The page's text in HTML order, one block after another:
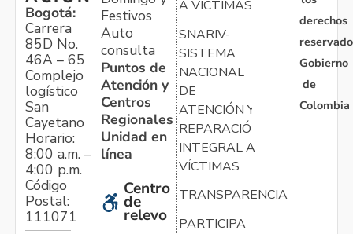
Bogotá:
Carrera
85D No.
46A – 65
Complejo
logístico
San
Cayetano
Horario:
8:00 a.m. –
4:00 p.m.
Código
Postal:
111071
Festivos
Auto
consulta
Puntos de
Atención y
Centros
Regionales
Unidad en
línea
Centro
de
relevo
A VÍCTIMAS
SNARIV-
SISTEMA
NACIONAL
DE
ATENCIÓN Y
REPARACIÓN
INTEGRAL A
VÍCTIMAS
TRANSPARENCIA
PARTICIPA
derechos
Gobierno
de
Colombia